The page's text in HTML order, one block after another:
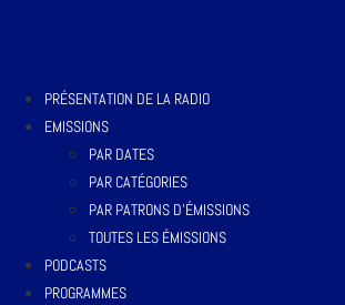
PRÉSENTATION DE LA RADIO
EMISSIONS
PAR DATES
PAR CATÉGORIES
PAR PATRONS D’ÉMISSIONS
TOUTES LES ÉMISSIONS
PODCASTS
PROGRAMMES